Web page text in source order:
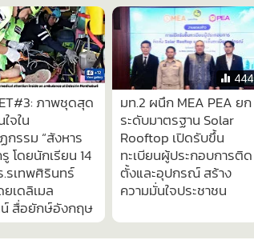
ภาพชุดสุด
จใน
กรรม “สังหาร
โดยนักเรียน 14
รเทพศิรินทร์
เดลิเมล
สื่อยักษ์อังกฤษ
444
มท.2 ผนึก MEA PEA ยก
ระดับมาตรฐาน Solar
Rooftop เปิดรับขึ้น
ทะเบียนผู้ประกอบการติด
ตั้งและอุปกรณ์ สร้าง
ความมั่นใจประชาชน